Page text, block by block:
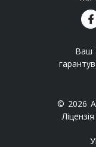
Ваш
© 2026